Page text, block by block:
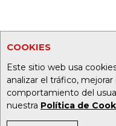
COOKIES
Este sitio web usa
analizar el tráfico,
comportamiento del
nuestra Política de